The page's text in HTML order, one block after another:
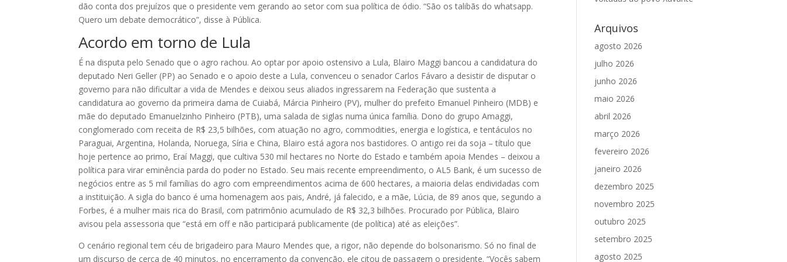
dão conta dos prejuízos que o presidente vem gerando ao setor com sua política de ódio. “São os talibãs do whatsapp.
Quero um debate democrático”, disse à Pública.
Acordo em torno de Lula
É na disputa pelo Senado que o agro rachou. Ao optar por apoio ostensivo a Lula, Blairo Maggi bancou a candidatura do
deputado Neri Geller (PP) ao Senado e o apoio deste a Lula, convenceu o senador Carlos Fávaro a desistir de disputar o
governo para não dificultar a vida de Mendes e deixou seus aliados ingressarem na Federação que sustenta a
candidatura ao governo da primeira dama de Cuiabá, Márcia Pinheiro (PV), mulher do prefeito Emanuel Pinheiro (MDB) e
mãe do deputado Emanuelzinho Pinheiro (PTB), uma salada de siglas numa única família. Dono do grupo Amaggi,
conglomerado com receita de R$ 23,5 bilhões, com atuação no agro, commodities, energia e logística, e tentáculos no
Paraguai, Argentina, Holanda, Noruega, Síria e China, Blairo está agora nos bastidores. O antigo rei da soja – título que
hoje pertence ao primo, Eraí Maggi, que cultiva 530 mil hectares no Norte do Estado e também apoia Mendes – deixou a
política para virar eminência parda do poder no Estado. Seu mais recente empreendimento, o AL5 Bank, é um sucesso de
negócios entre as 5 mil famílias do agro com empreendimentos acima de 600 hectares, a maioria delas endividadas com
a instituição. A sigla do banco é uma homenagem aos pais, André, já falecido, e a mãe, Lúcia, de 89 anos que, segundo a
Forbes, é a mulher mais rica do Brasil, com patrimônio acumulado de R$ 32,3 bilhões. Procurado por Pública, Blairo
avisou pela assessoria que “está em off e não participará publicamente (de política) até as eleições”.
O cenário regional tem céu de brigadeiro para Mauro Mendes que, a rigor, não depende do bolsonarismo. Só no final de
um discurso de cerca de 40 minutos, no encerramento da convenção, ele citou de passagem o presidente. “Vocês sabem
Arquivos
agosto 2026
julho 2026
junho 2026
maio 2026
abril 2026
março 2026
fevereiro 2026
janeiro 2026
dezembro 2025
novembro 2025
outubro 2025
setembro 2025
agosto 2025